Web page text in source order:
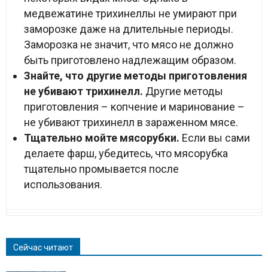
медвежатине трихинеллы не умирают при
заморозке даже на длительные периоды.
Заморозка не значит, что мясо не должно
быть приготовлено надлежащим образом.
Знайте, что другие методы приготовления
не убивают трихинелл. Другие методы
приготовления – копчение и маринование –
не убивают трихинелл в зараженном мясе.
Тщательно мойте мясорубки. Если вы сами
делаете фарш, убедитесь, что мясорубка
тщательно промывается после
использования.
Сейчас читают